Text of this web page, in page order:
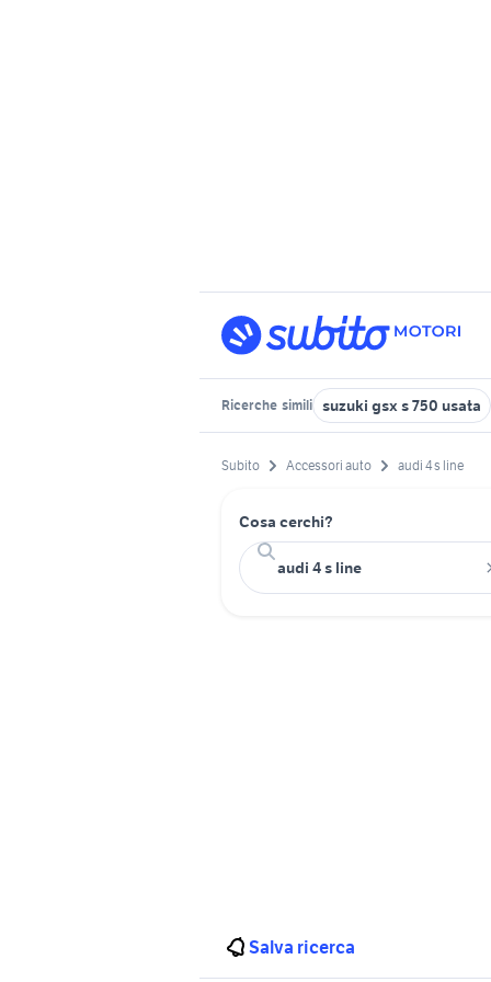
Ricerche simili suzuki gsx s 750 usata
Subito Accessori auto audi 4 s line
Cosa cerchi?
Salva ricerca